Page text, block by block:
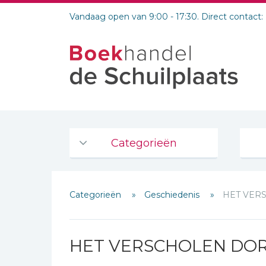
Vandaag open van 9:00 - 17:30. Direct contact:
Categorieën
De Bijbel
Bijbelse Dagboeken 2026
Bijbelstudie groepen
Categorieën Geschiedenis HET
HET VERSCHOLEN